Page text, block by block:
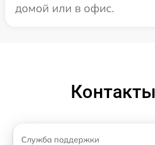
домой или в офис.
Контакты
Служба поддержки